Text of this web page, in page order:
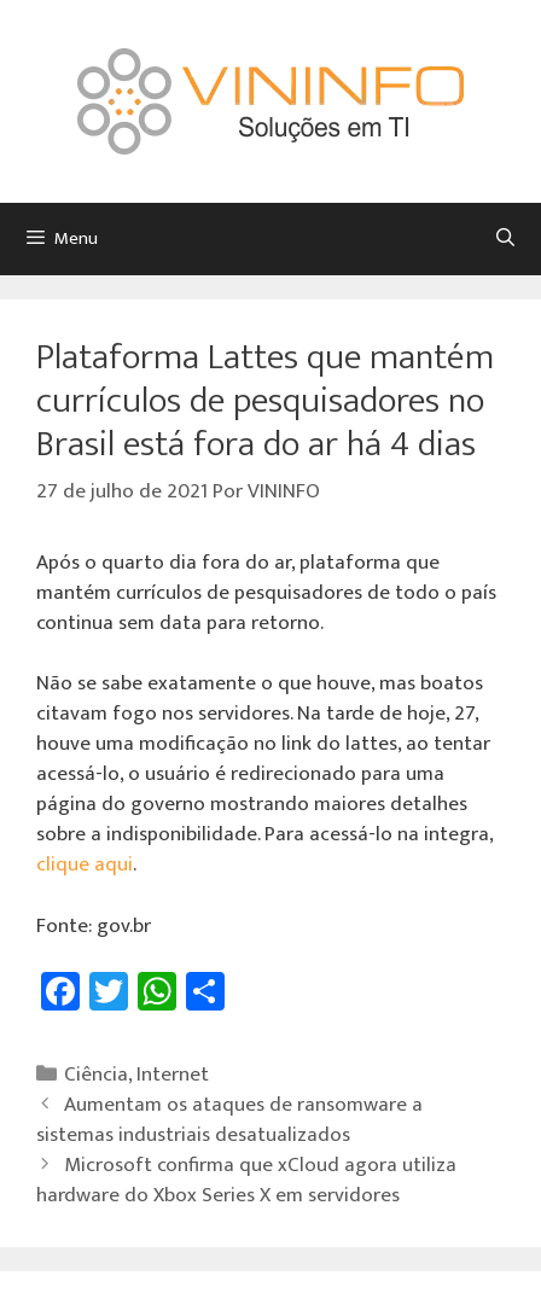
Menu
Plataforma Lattes que mantém
currículos de pesquisadores no
Brasil está fora do ar há 4 dias
27 de julho de 2021 PorVININFO
Após o quarto dia fora do ar, plataforma que
mantém currículos de pesquisadores de todo o país
continua sem data para retorno.
Não se sabe exatamente o que houve, mas boatos
citavam fogo nos servidores. Na tarde de hoje, 27,
houve uma modificação no link do lattes, ao tentar
acessá-lo, o usuário é redirecionado para uma
página do governo mostrando maiores detalhes
sobre a indisponibilidade. Para acessá-lo na integra,
clique aqui.
Fonte: gov.br
Fa
ce
b
o
ok
T
wi
tt
er
W
h
at
sA
p
p
Ciência,Internet
Aumentam os ataques de ransomware a
sistemas industriais desatualizados
Microsoft confirma que xCloud agora utiliza
hardware do Xbox Series X em servidores